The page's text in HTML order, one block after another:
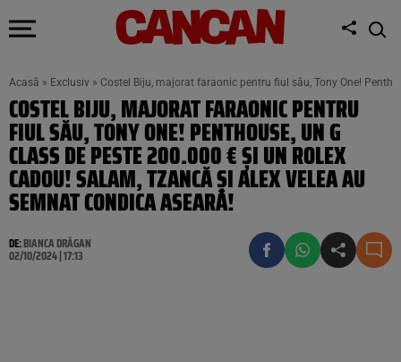
Acasă » Exclusiv » Costel Biju, majorat faraonic pentru fiul său, Tony One!
COSTEL BIJU, MAJORAT FARAONIC PENTRU
FIUL SĂU, TONY ONE! PENTHOUSE, UN G
CLASS DE PESTE 200.000 € ȘI UN ROLEX
CADOU! SALAM, TZANCĂ ȘI ALEX VELEA AU
SEMNAT CONDICA ASEARĂ!
DE:BIANCA DRĂGAN
02/10/2024 | 17:13